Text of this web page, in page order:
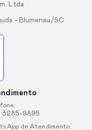
Ltda
- Blumenau/SC
3285-9895
de Atendimento: